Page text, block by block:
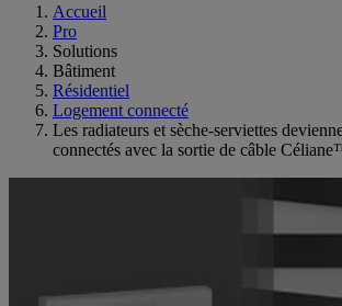
Accueil
Pro
Solutions
Bâtiment
Résidentiel
Logement connecté
Les radiateurs et sèche-serviettes
connectés avec la sortie de câble